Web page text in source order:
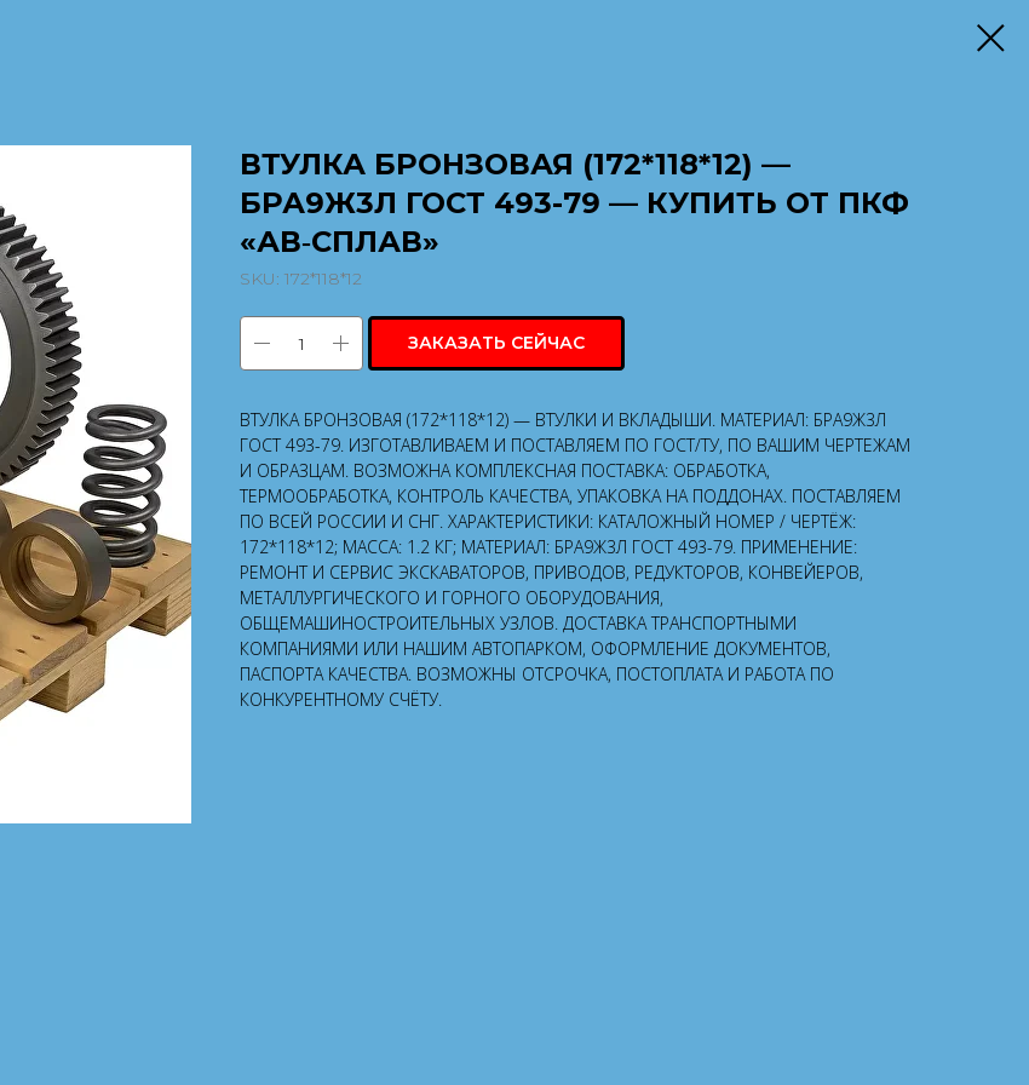
ВТУЛКА БРОНЗОВАЯ (172*118*12) —
БРА9Ж3Л ГОСТ 493-79 — КУПИТЬ ОТ ПКФ
«АВ‑СПЛАВ»
SKU: 172*118*12
ЗАКАЗАТЬ СЕЙЧАС
ВТУЛКА БРОНЗОВАЯ (172*118*12) — ВТУЛКИ И ВКЛАДЫШИ. МАТЕРИАЛ: БРА9Ж3Л
ГОСТ 493-79. ИЗГОТАВЛИВАЕМ И ПОСТАВЛЯЕМ ПО ГОСТ/ТУ, ПО ВАШИМ ЧЕРТЕЖАМ
И ОБРАЗЦАМ. ВОЗМОЖНА КОМПЛЕКСНАЯ ПОСТАВКА: ОБРАБОТКА,
ТЕРМООБРАБОТКА, КОНТРОЛЬ КАЧЕСТВА, УПАКОВКА НА ПОДДОНАХ. ПОСТАВЛЯЕМ
ПО ВСЕЙ РОССИИ И СНГ. ХАРАКТЕРИСТИКИ: КАТАЛОЖНЫЙ НОМЕР / ЧЕРТЁЖ:
172*118*12; МАССА: 1.2 КГ; МАТЕРИАЛ: БРА9Ж3Л ГОСТ 493-79. ПРИМЕНЕНИЕ:
РЕМОНТ И СЕРВИС ЭКСКАВАТОРОВ, ПРИВОДОВ, РЕДУКТОРОВ, КОНВЕЙЕРОВ,
МЕТАЛЛУРГИЧЕСКОГО И ГОРНОГО ОБОРУДОВАНИЯ,
ОБЩЕМАШИНОСТРОИТЕЛЬНЫХ УЗЛОВ. ДОСТАВКА ТРАНСПОРТНЫМИ
КОМПАНИЯМИ ИЛИ НАШИМ АВТОПАРКОМ, ОФОРМЛЕНИЕ ДОКУМЕНТОВ,
ПАСПОРТА КАЧЕСТВА. ВОЗМОЖНЫ ОТСРОЧКА, ПОСТОПЛАТА И РАБОТА ПО
КОНКУРЕНТНОМУ СЧЁТУ.